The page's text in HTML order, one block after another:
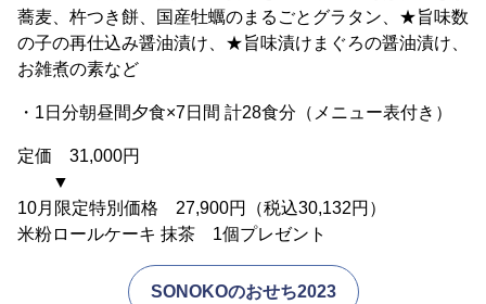
蕎麦、杵つき餅、国産牡蠣のまるごとグラタン、★旨味数
の子の再仕込み醤油漬け、★旨味漬けまぐろの醤油漬け、
お雑煮の素など
・1日分朝昼間夕食×7日間 計28食分（メニュー表付き）
定価 31,000円
▼
10月限定特別価格 27,900円（税込30,132円）
米粉ロールケーキ 抹茶 1個プレゼント
SONOKOのおせち2023